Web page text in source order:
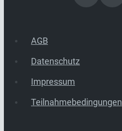
AGB
Datenschutz
Impressum
Teilnahmebedingungen